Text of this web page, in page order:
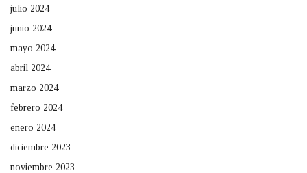
julio 2024
junio 2024
mayo 2024
abril 2024
marzo 2024
febrero 2024
enero 2024
diciembre 2023
noviembre 2023